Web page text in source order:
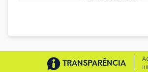
TRANSPARÊNCIA